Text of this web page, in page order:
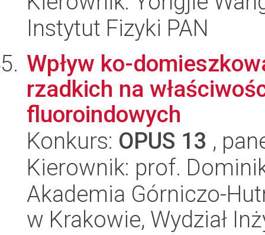
Instytut Fizyki PAN
Wpływ ko-
rzadkich na
fluoroindowych
Konkurs: OPUS 13 ,
Kierownik: prof.
Akademia Górniczo-
w Krakowie, Wydział